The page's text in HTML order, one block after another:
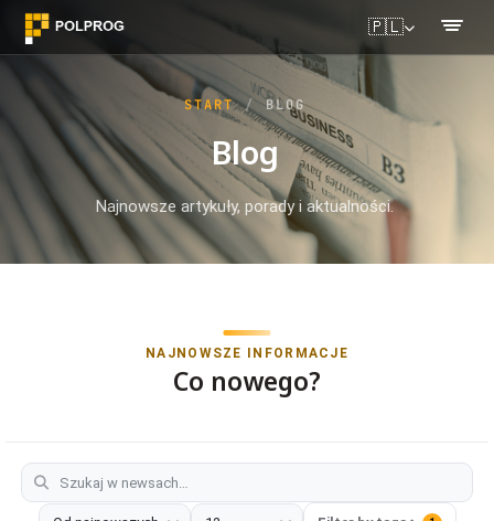
🇵🇱
Blog
Najnowsze artykuły, porady i aktualności.
START BLOG
NAJNOWSZE INFORMACJE
Co nowego?
Wszystkie Narzędzie deweloperskie Projekt